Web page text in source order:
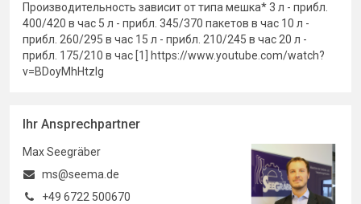
Производительность зависит от типа мешка* 3 л - прибл.
400/420 в час 5 л - прибл. 345/370 пакетов в час 10 л -
прибл. 260/295 в час 15 л - прибл. 210/245 в час 20 л -
прибл. 175/210 в час [1] https://www.youtube.com/watch?
v=BDoyMhHtzIg
Ihr Ansprechpartner
Max Seegräber
ms@seema.de
+49 6722 500670